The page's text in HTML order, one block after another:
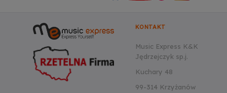
KONTAKT
Music Express K&K
Jędrzejczyk sp.j.
Kuchary 48
99-314 Krzyżanów